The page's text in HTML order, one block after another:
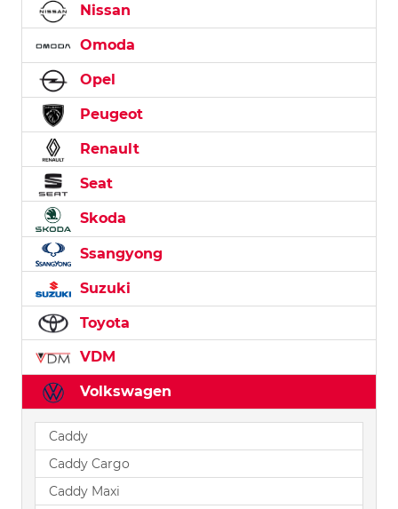
Nissan
Omoda
Opel
Peugeot
Renault
Seat
Skoda
Ssangyong
Suzuki
Toyota
VDM
Volkswagen
Caddy
Caddy Cargo
Caddy Maxi